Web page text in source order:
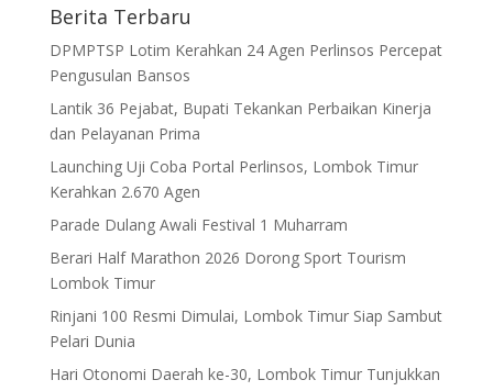
Berita Terbaru
DPMPTSP Lotim Kerahkan 24 Agen Perlinsos Percepat
Pengusulan Bansos
Lantik 36 Pejabat, Bupati Tekankan Perbaikan Kinerja
dan Pelayanan Prima
Launching Uji Coba Portal Perlinsos, Lombok Timur
Kerahkan 2.670 Agen
Parade Dulang Awali Festival 1 Muharram
Berari Half Marathon 2026 Dorong Sport Tourism
Lombok Timur
Rinjani 100 Resmi Dimulai, Lombok Timur Siap Sambut
Pelari Dunia
Hari Otonomi Daerah ke-30, Lombok Timur Tunjukkan